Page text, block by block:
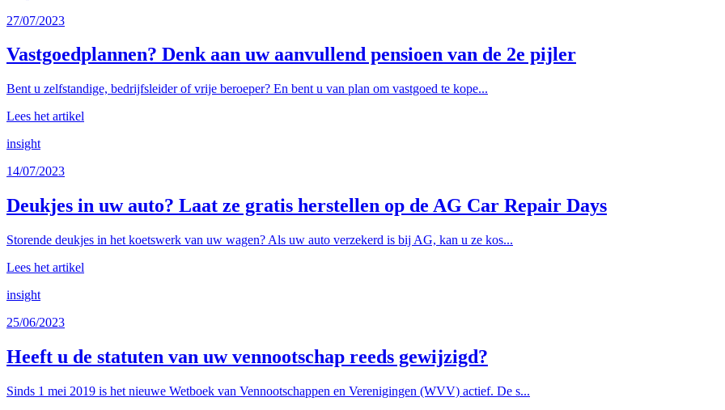
27/07/2023
Vastgoedplannen? Denk aan uw aanvullend pensioen van de 2e pijler
Bent u zelfstandige, bedrijfsleider of vrije beroeper? En bent u van plan om vastgoed te kope...
Lees het artikel
insight
14/07/2023
Deukjes in uw auto? Laat ze gratis herstellen op de AG Car Repair Days
Storende deukjes in het koetswerk van uw wagen? Als uw auto verzekerd is bij AG, kan u ze kos...
Lees het artikel
insight
25/06/2023
Heeft u de statuten van uw vennootschap reeds gewijzigd?
Sinds 1 mei 2019 is het nieuwe Wetboek van Vennootschappen en Verenigingen (WVV) actief. De s...